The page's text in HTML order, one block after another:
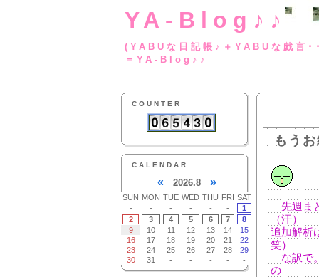
YA-Blog♪♪
(YABUな日記帳♪
＝YA-Blog♪♪
COUNTER
CALENDAR
« 2026.8 »
SUN MON TUE WED THU FRI SAT
-
- - - - -
1
2
3 4 5 6 7
8
9
10 11 12 13 14
15
16
17 18 19 20 21
22
23
24 25 26 27 28
29
30
31 - - - - -
もう
先週ま
（汗）
追加解析
笑）
な訳で
の